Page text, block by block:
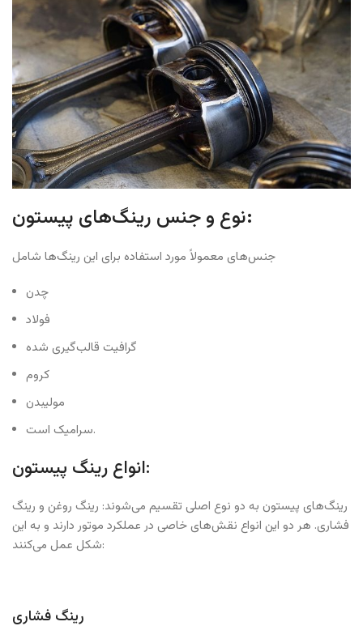
نوع و جنس رینگ‌های پیستون:
جنس‌های معمولاً مورد استفاده برای این رینگ‌ها شامل
چدن
فولاد
گرافیت قالب‌گیری شده
کروم
مولیبدن
سرامیک است.
انواع رینگ پیستون:
رینگ‌های پیستون به دو نوع اصلی تقسیم می‌شوند: رینگ روغن و رینگ
فشاری. هر دو این انواع نقش‌های خاصی در عملکرد موتور دارند و به این
شکل عمل می‌کنند:
رینگ فشاری